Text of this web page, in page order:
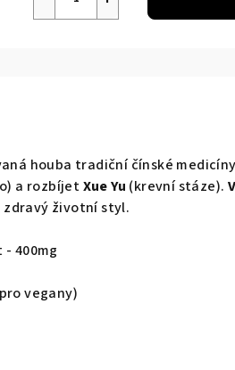
houba tradiční čínské
a rozbíjetXue Yu (krevní stáze).
zdravý životní styl.
400mg
vegany)